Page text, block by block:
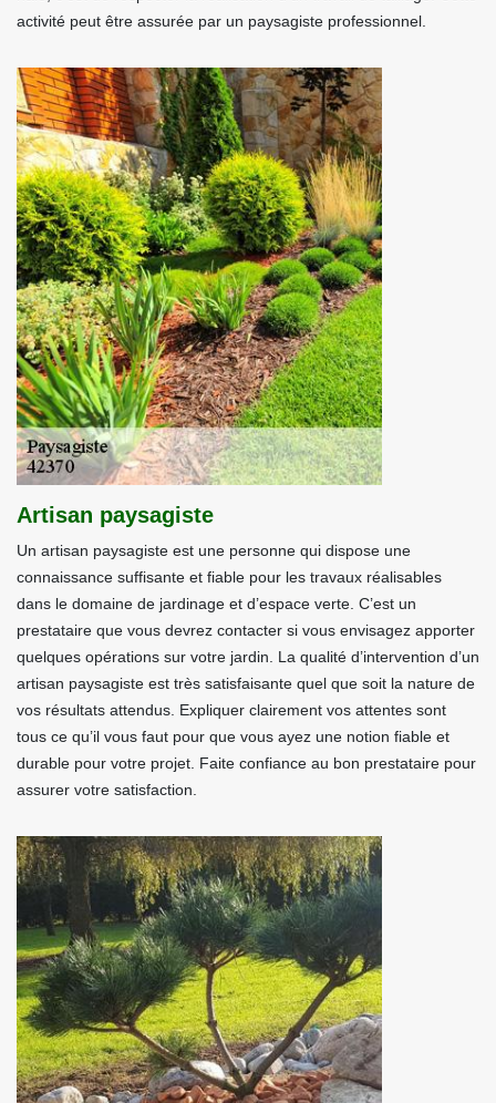
activité peut être assurée par un paysagiste professionnel.
Artisan paysagiste
Un artisan paysagiste est une personne qui dispose une
connaissance suffisante et fiable pour les travaux réalisables
dans le domaine de jardinage et d’espace verte. C’est un
prestataire que vous devrez contacter si vous envisagez apporter
quelques opérations sur votre jardin. La qualité d’intervention d’un
artisan paysagiste est très satisfaisante quel que soit la nature de
vos résultats attendus. Expliquer clairement vos attentes sont
tous ce qu’il vous faut pour que vous ayez une notion fiable et
durable pour votre projet. Faite confiance au bon prestataire pour
assurer votre satisfaction.